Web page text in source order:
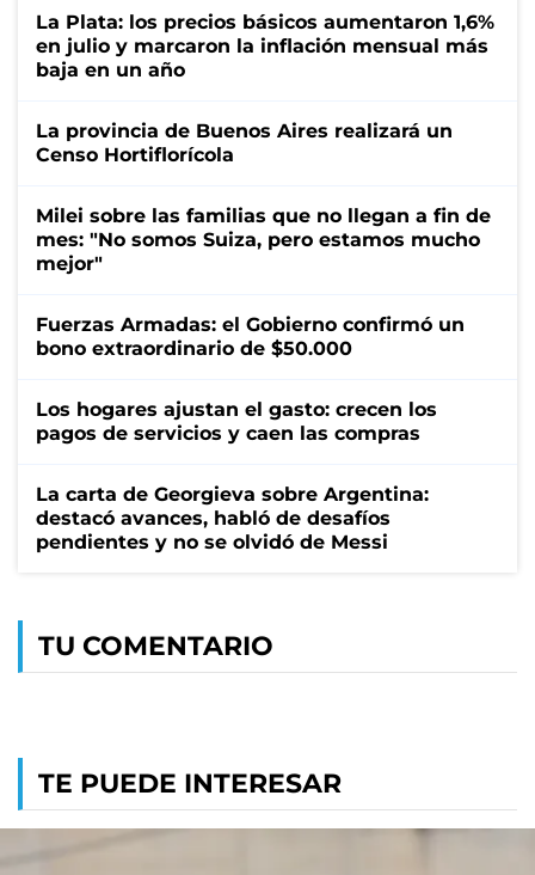
La Plata: los precios básicos aumentaron 1,6%
en julio y marcaron la inflación mensual más
baja en un año
La provincia de Buenos Aires realizará un
Censo Hortiflorícola
Milei sobre las familias que no llegan a fin de
mes: "No somos Suiza, pero estamos mucho
mejor"
Fuerzas Armadas: el Gobierno confirmó un
bono extraordinario de $50.000
Los hogares ajustan el gasto: crecen los
pagos de servicios y caen las compras
La carta de Georgieva sobre Argentina:
destacó avances, habló de desafíos
pendientes y no se olvidó de Messi
TU COMENTARIO
TE PUEDE INTERESAR